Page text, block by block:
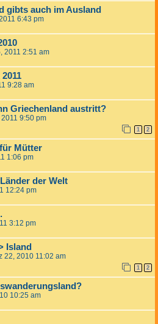
gibts auch im Ausland
6:43 pm
2011 2:51 am
9:28 am
Griechenland austritt?
9:50 pm
1 2
Mütter
1:06 pm
der Welt
12:24 pm
3:12 pm
Island
22, 2010 11:02 am
1 2
10:25 am